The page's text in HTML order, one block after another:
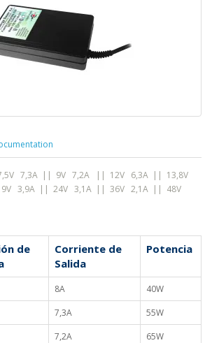
7,3A || 9V 7,2A || 12V 6,3A || 13,8V
3,9A || 24V 3,1A || 36V 2,1A || 48V
de
Corriente de
Salida
Potencia
8A
40W
7,3A
55W
7,2A
65W